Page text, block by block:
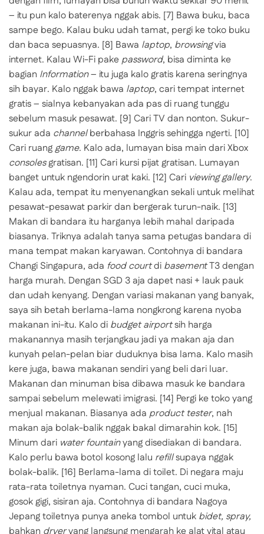
– itu pun kalo baterenya nggak abis. [7] Bawa buku, baca
sampe bego. Kalau buku udah tamat, pergi ke toko buku
dan baca sepuasnya. [8] Bawa laptop, browsingvia
internet. Kalau Wi-Fi pakepassword, bisa diminta ke
bagian Information– itu juga kalo gratis karena seringnya
sih bayar. Kalo nggak bawa laptop, cari tempat internet
gratis – sialnya kebanyakan ada pas di ruang tunggu
sebelum masuk pesawat. [9] Cari TV dan nonton. Sukur-
sukur ada channelberbahasa Inggris sehingga ngerti. [10]
Cari ruanggame. Kalo ada, lumayan bisa main dari Xbox
consolesgratisan. [11] Cari kursi pijat gratisan. Lumayan
banget untuk ngendorin urat kaki. [12] Cari viewing gallery.
Kalau ada, tempat itu menyenangkan sekali untuk melihat
pesawat-pesawat parkir dan bergerak turun-naik. [13]
Makan di bandara itu harganya lebih mahal daripada
biasanya. Triknya adalah tanya sama petugas bandara di
mana tempat makan karyawan. Contohnya di bandara
Changi Singapura, ada food courtdi basementT3 dengan
harga murah. Dengan SGD 3 aja dapet nasi + lauk pauk
dan udah kenyang. Dengan variasi makanan yang banyak,
saya sih betah berlama-lama nongkrong karena nyoba
makanan ini-itu. Kalo di budget airportsih harga
makanannya masih terjangkau jadi ya makan aja dan
kunyah pelan-pelan biar duduknya bisa lama. Kalo masih
kere juga, bawa makanan sendiri yang beli dari luar.
Makanan dan minuman bisa dibawa masuk ke bandara
sampai sebelum melewati imigrasi. [14] Pergi ke toko yang
menjual makanan. Biasanya ada product tester, nah
makan aja bolak-balik nggak bakal dimarahin kok. [15]
Minum dari water fountainyang disediakan di bandara.
Kalo perlu bawa botol kosong lalu refillsupaya nggak
bolak-balik. [16] Berlama-lama di toilet. Di negara maju
rata-rata toiletnya nyaman. Cuci tangan, cuci muka,
gosok gigi, sisiran aja. Contohnya di bandara Nagoya
Jepang toiletnya punya aneka tombol untuk bidet, spray,